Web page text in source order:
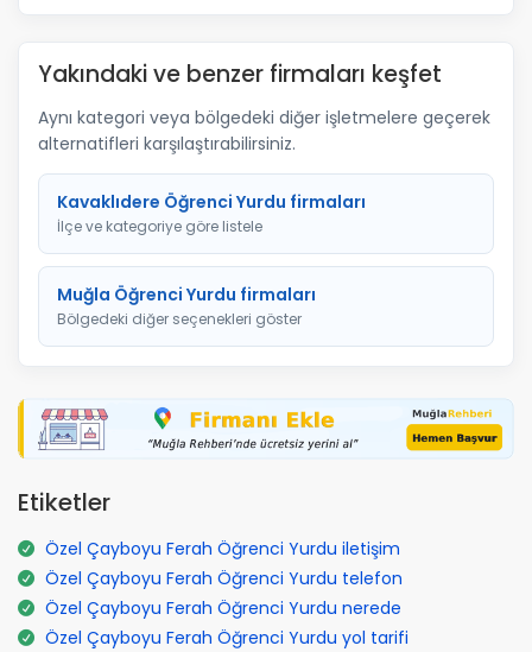
Yakındaki ve benzer firmaları keşfet
Aynı kategori veya bölgedeki diğer işletmelere geçerek
alternatifleri karşılaştırabilirsiniz.
Kavaklıdere Öğrenci Yurdu firmaları
İlçe ve kategoriye göre listele
Muğla Öğrenci Yurdu firmaları
Bölgedeki diğer seçenekleri göster
Etiketler
Özel Çayboyu Ferah Öğrenci Yurdu iletişim
Özel Çayboyu Ferah Öğrenci Yurdu telefon
Özel Çayboyu Ferah Öğrenci Yurdu nerede
Özel Çayboyu Ferah Öğrenci Yurdu yol tarifi